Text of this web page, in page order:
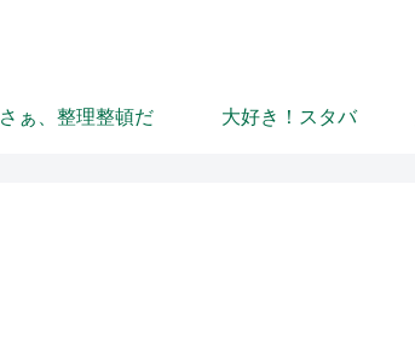
さぁ、整理整頓だ 大好き！スタバ